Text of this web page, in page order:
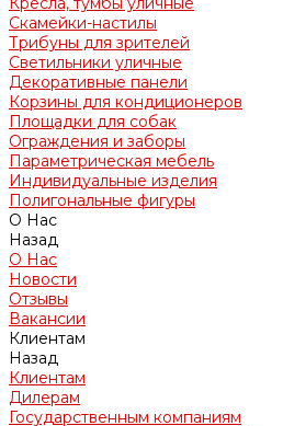
Скамейки-настилы
Трибуны для зрителей
Светильники уличные
Декоративные панели
Корзины для кондиционеров
Площадки для собак
Ограждения и заборы
Параметрическая мебель
Индивидуальные изделия
Полигональные фигуры
О Нас
Назад
О Нас
Новости
Отзывы
Вакансии
Клиентам
Назад
Клиентам
Дилерам
Государственным компаниям